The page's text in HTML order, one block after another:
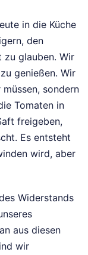
in die Küche
den
zu glauben. Wir
genießen. Wir
sondern
Tomaten in
freigeben,
Es entsteht
wird, aber
Widerstands
aus diesen
wir